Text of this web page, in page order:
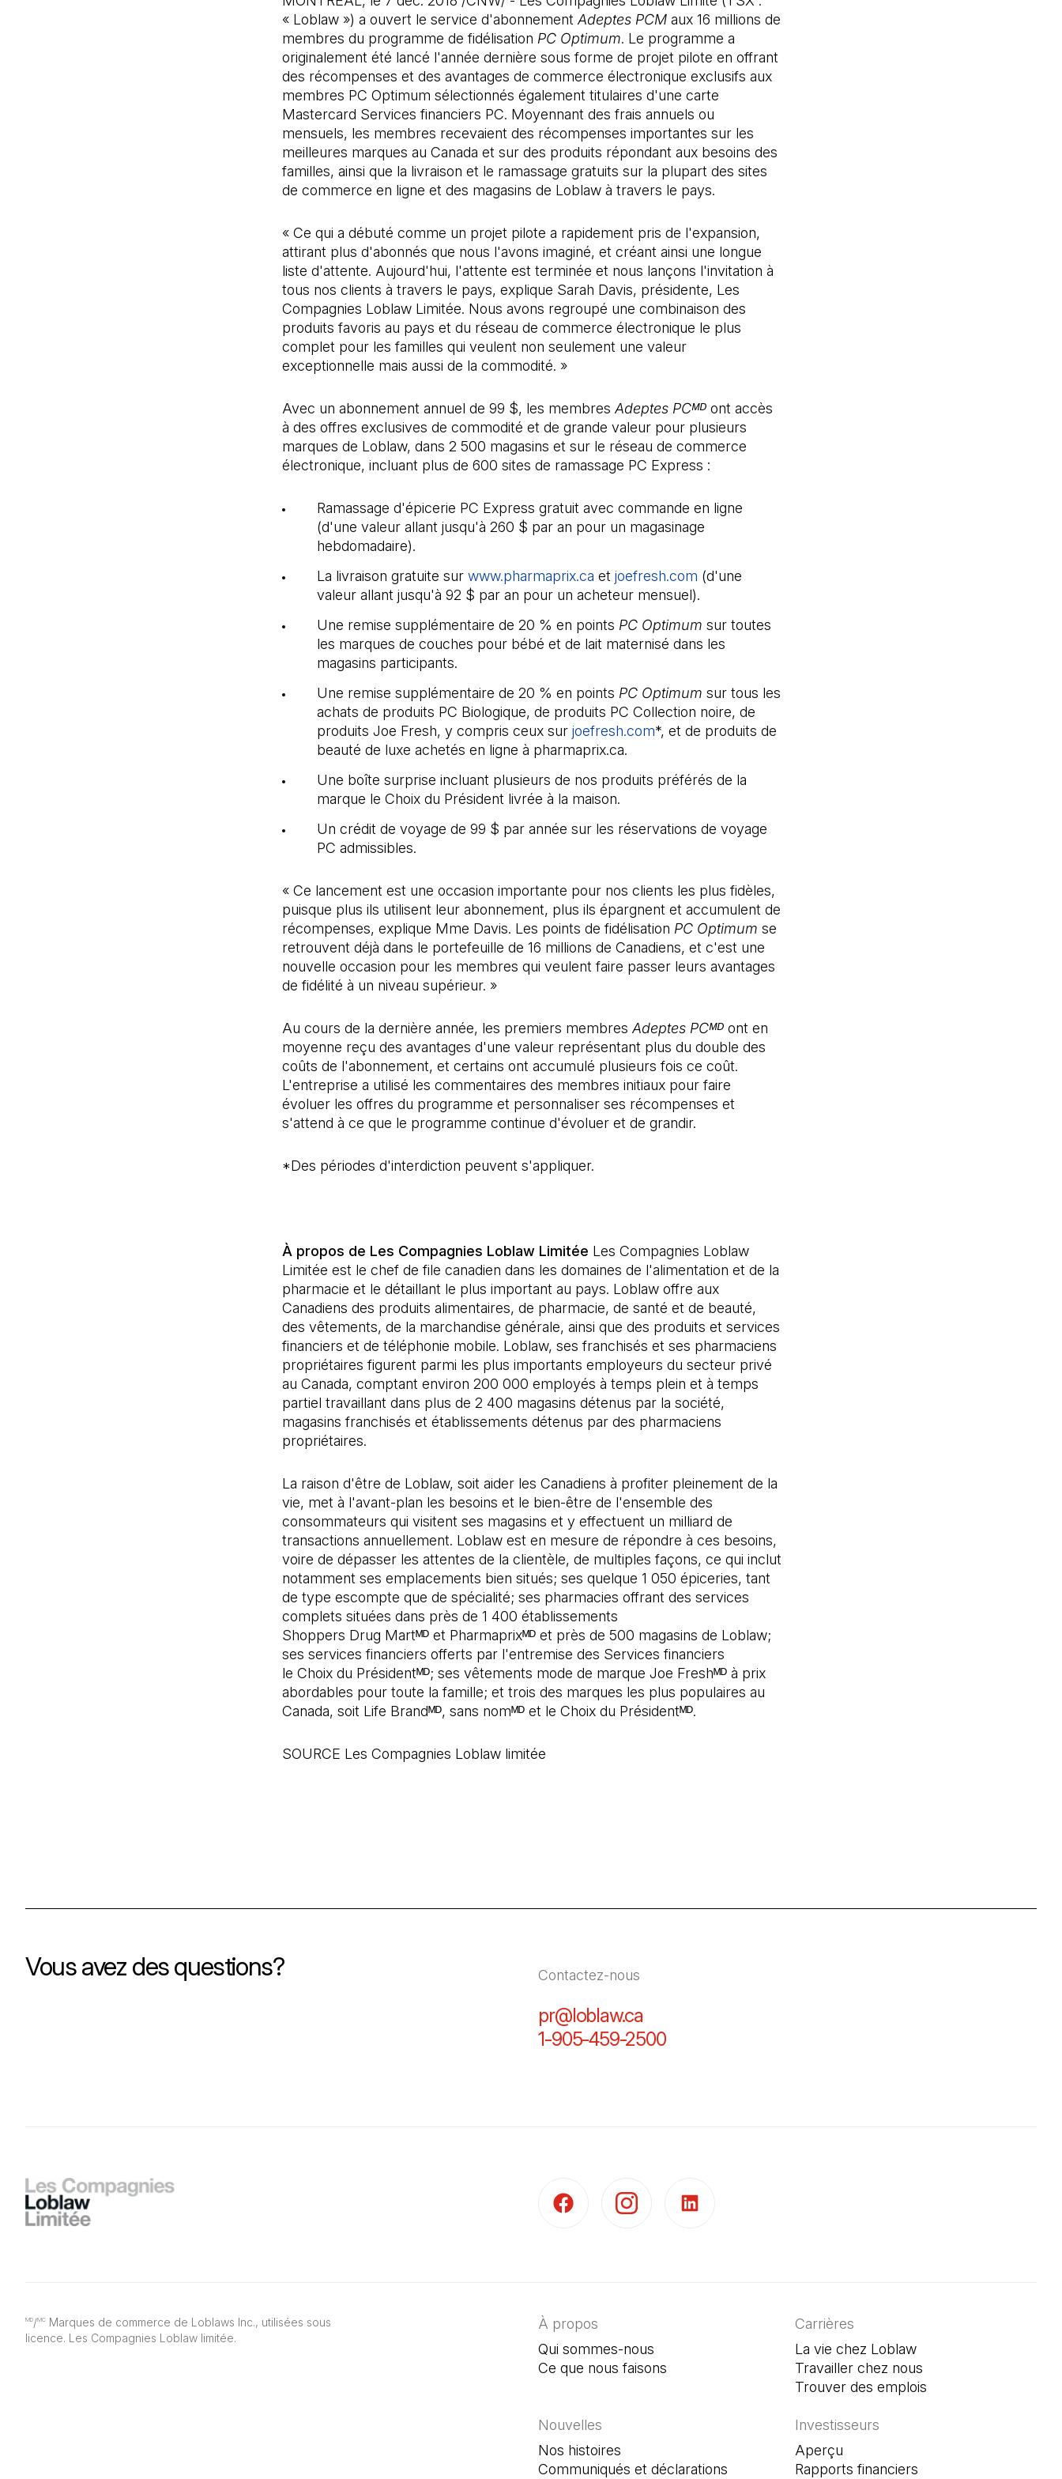
« Loblaw ») a ouvert le service d'abonnement Adeptes PCMaux 16 millions de
membres du programme de fidélisation PC Optimum. Le programme a
originalement été lancé l'année dernière sous forme de projet pilote en offrant
des récompenses et des avantages de commerce électronique exclusifs aux
membres PC Optimum sélectionnés également titulaires d'une carte
Mastercard Services financiers PC. Moyennant des frais annuels ou
mensuels, les membres recevaient des récompenses importantes sur les
meilleures marques au Canada et sur des produits répondant aux besoins des
familles, ainsi que la livraison et le ramassage gratuits sur la plupart des sites
de commerce en ligne et des magasins de Loblaw à travers le pays.
« Ce qui a débuté comme un projet pilote a rapidement pris de l'expansion,
attirant plus d'abonnés que nous l'avons imaginé, et créant ainsi une longue
liste d'attente. Aujourd'hui, l'attente est terminée et nous lançons l'invitation à
tous nos clients à travers le pays, explique Sarah Davis, présidente, Les
Compagnies Loblaw Limitée. Nous avons regroupé une combinaison des
produits favoris au pays et du réseau de commerce électronique le plus
complet pour les familles qui veulent non seulement une valeur
exceptionnelle mais aussi de la commodité. »
Avec un abonnement annuel de 99 $, les membres Adeptes PCᴹᴰont accès
à des offres exclusives de commodité et de grande valeur pour plusieurs
marques de Loblaw, dans 2 500 magasins et sur le réseau de commerce
électronique, incluant plus de 600 sites de ramassage PC Express :
Ramassage d'épicerie PC Express gratuit avec commande en ligne
(d'une valeur allant jusqu'à 260 $ par an pour un magasinage
hebdomadaire).
La livraison gratuite sur www.pharmaprix.ca (Il s'ouvre dans un nouvel onglet)
et joefresh.com (Il s'ouvre dans un nouvel onglet)
(d'une
valeur allant jusqu'à 92 $ par an pour un acheteur mensuel).
Une remise supplémentaire de 20 % en points PC Optimum sur toutes
les marques de couches pour bébé et de lait maternisé dans les
magasins participants.
Une remise supplémentaire de 20 % en points PC Optimum sur tous les
achats de produits PC Biologique, de produits PC Collection noire, de
produits Joe Fresh, y compris ceux surjoefresh.com(Il s'ouvre dans un nouvel onglet)
*, et de produits de
beauté de luxe achetés en ligne à pharmaprix.ca.
Une boîte surprise incluant plusieurs de nos produits préférés de la
marque le Choix du Président livrée à la maison.
Un crédit de voyage de 99 $ par année sur les réservations de voyage
PC admissibles.
« Ce lancement est une occasion importante pour nos clients les plus fidèles,
puisque plus ils utilisent leur abonnement, plus ils épargnent et accumulent de
récompenses, explique Mme Davis. Les points de fidélisation PC Optimum se
retrouvent déjà dans le portefeuille de 16 millions de Canadiens, et c'est une
nouvelle occasion pour les membres qui veulent faire passer leurs avantages
de fidélité à un niveau supérieur. »
Au cours de la dernière année, les premiers membres Adeptes PCᴹᴰont en
moyenne reçu des avantages d'une valeur représentant plus du double des
coûts de l'abonnement, et certains ont accumulé plusieurs fois ce coût.
L'entreprise a utilisé les commentaires des membres initiaux pour faire
évoluer les offres du programme et personnaliser ses récompenses et
s'attend à ce que le programme continue d'évoluer et de grandir.
*Des périodes d'interdiction peuvent s'appliquer.
À propos de Les Compagnies Loblaw Limitée Les Compagnies Loblaw
Limitée est le chef de file canadien dans les domaines de l'alimentation et de la
pharmacie et le détaillant le plus important au pays. Loblaw offre aux
Canadiens des produits alimentaires, de pharmacie, de santé et de beauté,
des vêtements, de la marchandise générale, ainsi que des produits et services
financiers et de téléphonie mobile. Loblaw, ses franchisés et ses pharmaciens
propriétaires figurent parmi les plus importants employeurs du secteur privé
au Canada, comptant environ 200 000 employés à temps plein et à temps
partiel travaillant dans plus de 2 400 magasins détenus par la société,
magasins franchisés et établissements détenus par des pharmaciens
propriétaires.
La raison d'être de Loblaw, soit aider les Canadiens à profiter pleinement de la
vie, met à l'avant-plan les besoins et le bien-être de l'ensemble des
consommateurs qui visitent ses magasins et y effectuent un milliard de
transactions annuellement. Loblaw est en mesure de répondre à ces besoins,
voire de dépasser les attentes de la clientèle, de multiples façons, ce qui inclut
notamment ses emplacements bien situés; ses quelque 1 050 épiceries, tant
de type escompte que de spécialité; ses pharmacies offrant des services
complets situées dans près de 1 400 établissements
Shoppers Drug Martᴹᴰ et Pharmaprixᴹᴰ et près de 500 magasins de Loblaw;
ses services financiers offerts par l'entremise des Services financiers
le Choix du Présidentᴹᴰ; ses vêtements mode de marque Joe Freshᴹᴰ à prix
abordables pour toute la famille; et trois des marques les plus populaires au
Canada, soit Life Brandᴹᴰ, sans nomᴹᴰ et le Choix du Présidentᴹᴰ.
SOURCE Les Compagnies Loblaw limitée
Vous avez des questions? Contactez-nous
pr@loblaw.ca
1-905-459-2500(Il s'ouvre dans un nouvel onglet)
MD/MC Marques de commerce de Loblaws Inc., utilisées sous
licence. Les Compagnies Loblaw limitée.
À propos
Qui sommes-nous
Ce que nous faisons
Carrières
La vie chez Loblaw
Travailler chez nous
Trouver des emplois
Nouvelles
Nos histoires
Communiqués et déclarations
Investisseurs
Aperçu
Rapports financiers